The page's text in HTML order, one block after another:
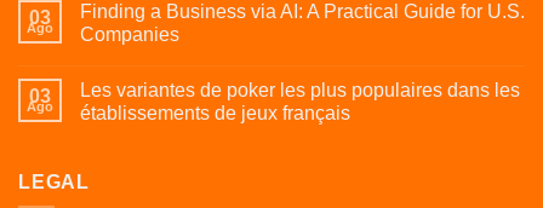
03
Ago
Finding a Business via AI: A Practical Guide for U.S.
Companies
03
Ago
Les variantes de poker les plus populaires dans les
établissements de jeux français
LEGAL